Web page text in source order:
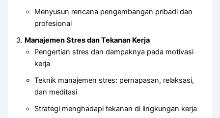
Menyusun rencana pengembangan pribadi dan
profesional
Manajemen Stres dan Tekanan Kerja
Pengertian stres dan dampaknya pada motivasi
kerja
Teknik manajemen stres: pernapasan, relaksasi,
dan meditasi
Strategi menghadapi tekanan di lingkungan kerja